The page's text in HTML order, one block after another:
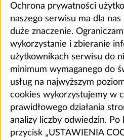
Ochrona prywatności
naszego serwisu ma dla nas
duże znaczenie.
wykorzystanie i zbieranie
użytkownikach serwisu do
minimum wymaganego do
usług na najwyższym
cookies wykorzystujemy w
prawidłowego działania
analizy liczby odwiedzin. Po
przycisk „USTAWIENIA